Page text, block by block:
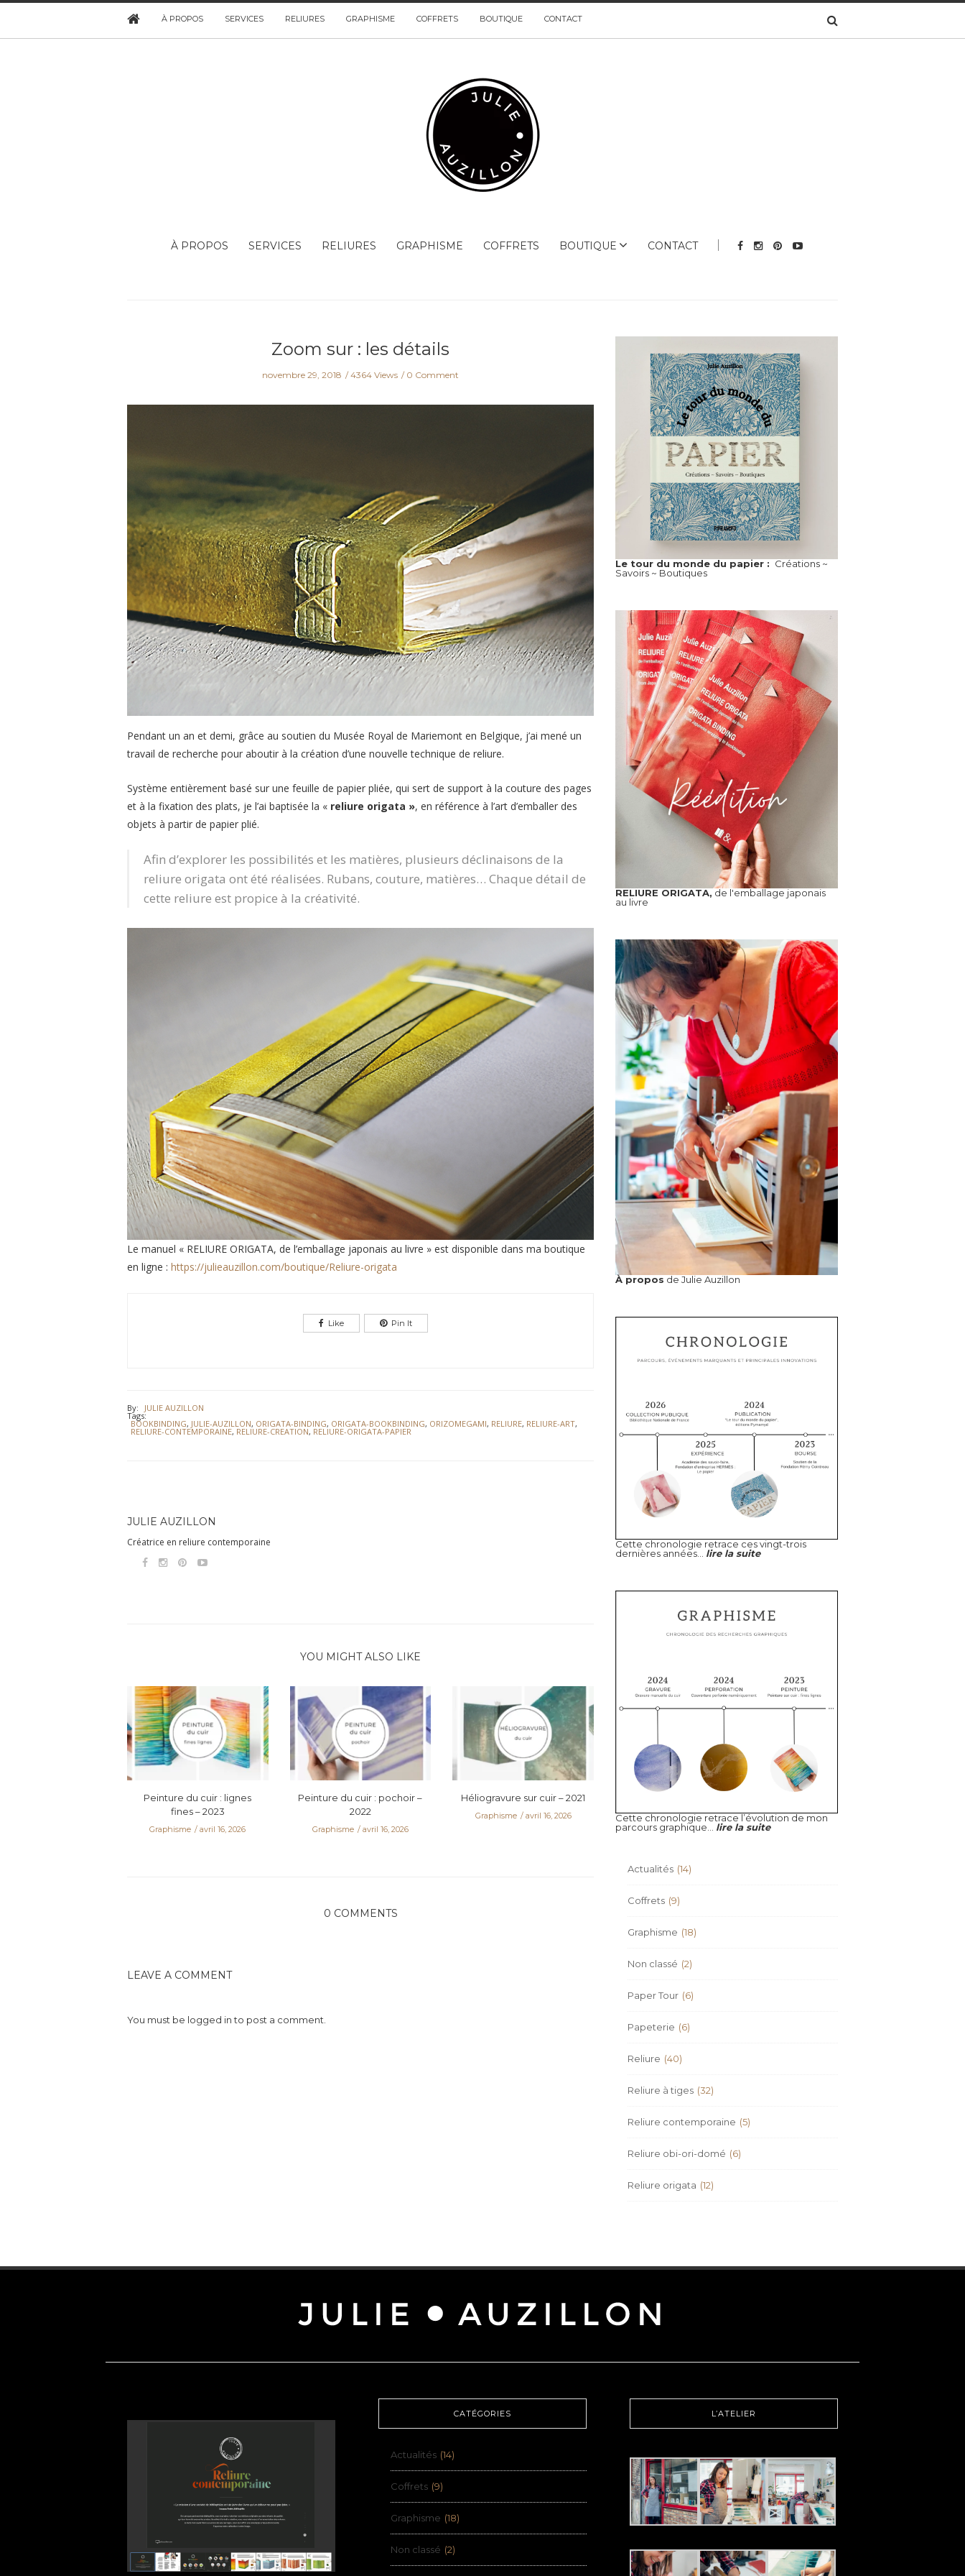
À PROPOS SERVICES RELIURES GRAPHISME COFFRETS BOUTIQUE CONTACT
À PROPOS SERVICES RELIURES GRAPHISME COFFRETS BOUTIQUE CONTACT
Zoom sur : les détails
novembre 29, 2018 4364 Views 0 Comment
Pendant un an et demi, grâce au soutien du Musée Royal de Mariemont en Belgique, j’ai mené un
travail de recherche pour aboutir à la création d’une nouvelle technique de reliure.
Système entièrement basé sur une feuille de papier pliée, qui sert de support à la couture des pages
et à la fixation des plats, je l’ai baptisée la « reliure origata », en référence à l’art d’emballer des
objets à partir de papier plié.
Afin d’explorer les possibilités et les matières, plusieurs déclinaisons de la
reliure origata ont été réalisées. Rubans, couture, matières… Chaque détail de
cette reliure est propice à la créativité.
Le manuel « RELIURE ORIGATA, de l’emballage japonais au livre » est disponible dans ma boutique
en ligne : https://julieauzillon.com/boutique/Reliure-origata
Like Pin It
By: JULIE AUZILLON
Tags:
BOOKBINDING, JULIE-AUZILLON, ORIGATA-BINDING, ORIGATA-BOOKBINDING, ORIZOMEGAMI, RELIURE, RELIURE-ART,
RELIURE-CONTEMPORAINE, RELIURE-CREATION, RELIURE-ORIGATA-PAPIER
JULIE AUZILLON
Créatrice en reliure contemporaine
YOU MIGHT ALSO LIKE
Peinture du cuir : lignes
fines – 2023
Graphisme avril 16, 2026
Peinture du cuir : pochoir –
2022
Graphisme avril 16, 2026
Héliogravure sur cuir – 2021
Graphisme avril 16, 2026
0 COMMENTS
LEAVE A COMMENT
You must be logged into post a comment.
Le tour du monde du papier : Créations ~
Savoirs ~ Boutiques
RELIURE ORIGATA, de l'emballage japonais
au livre
À proposde Julie Auzillon
Cette chronologie retrace ces vingt-trois
dernières années... lire la suite
Cette chronologie retrace l’évolution de mon
parcours graphique... lire la suite
Actualités (14)
Coffrets (9)
Graphisme (18)
Non classé (2)
Paper Tour (6)
Papeterie (6)
Reliure (40)
Reliure à tiges (32)
Reliure contemporaine (5)
Reliure obi-ori-domé (6)
Reliure origata (12)
CATÉGORIES
Actualités (14)
Coffrets (9)
Graphisme (18)
Non classé (2)
L’ATELIER